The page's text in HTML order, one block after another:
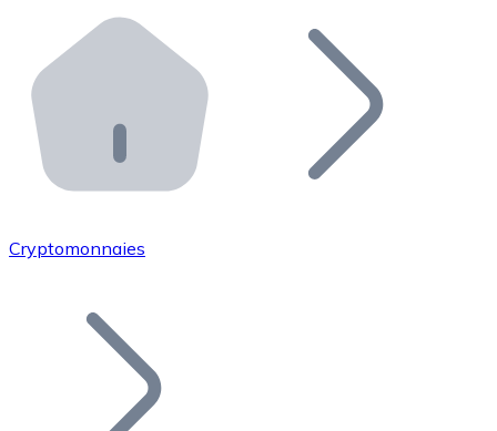
Distributeurs automatiques Bitnovo
Intégrez un ATM Bitnovo dans votre entreprise et
API Bitnovo
Intégrez notre API dans votre écosystème.
Rejoignez notre réseau de distributeurs et
Ajoutez le token de votre projet à notre service
Cryptomonnaies